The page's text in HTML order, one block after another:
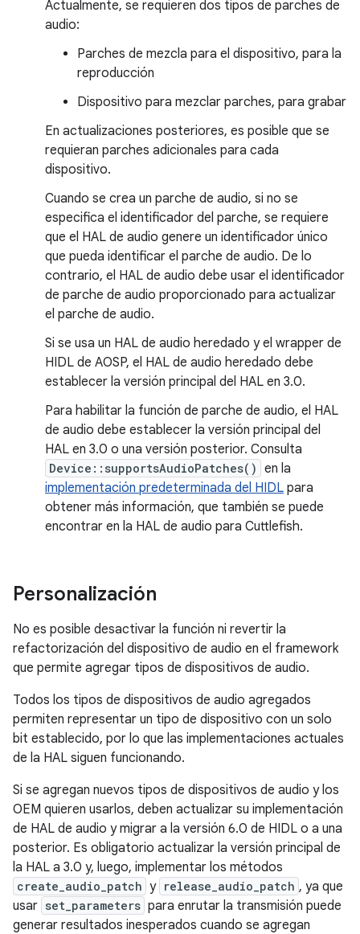
Actualmente, se requieren dos tipos de parches de
audio:
Parches de mezcla para el dispositivo, para la
reproducción
Dispositivo para mezclar parches, para grabar
En actualizaciones posteriores, es posible que se
requieran parches adicionales para cada
dispositivo.
Cuando se crea un parche de audio, si no se
especifica el identificador del parche, se requiere
que el HAL de audio genere un identificador único
que pueda identificar el parche de audio. De lo
contrario, el HAL de audio debe usar el identificador
de parche de audio proporcionado para actualizar
el parche de audio.
Si se usa un HAL de audio heredado y el wrapper de
HIDL de AOSP, el HAL de audio heredado debe
establecer la versión principal del HAL en 3.0.
Para habilitar la función de parche de audio, el HAL
de audio debe establecer la versión principal del
HAL en 3.0 o una versión posterior. Consulta
Device::supportsAudioPatches() en la
implementación predeterminada del HIDL para
obtener más información, que también se puede
encontrar en la HAL de audio para Cuttlefish.
Personalización
No es posible desactivar la función ni revertir la
refactorización del dispositivo de audio en el framework
que permite agregar tipos de dispositivos de audio.
Todos los tipos de dispositivos de audio agregados
permiten representar un tipo de dispositivo con un solo
bit establecido, por lo que las implementaciones actuales
de la HAL siguen funcionando.
Si se agregan nuevos tipos de dispositivos de audio y los
OEM quieren usarlos, deben actualizar su implementación
de HAL de audio y migrar a la versión 6.0 de HIDL o a una
posterior. Es obligatorio actualizar la versión principal de
la HAL a 3.0 y, luego, implementar los métodos
create_audio_patch y release_audio_patch , ya que
usar set_parameters para enrutar la transmisión puede
generar resultados inesperados cuando se agregan